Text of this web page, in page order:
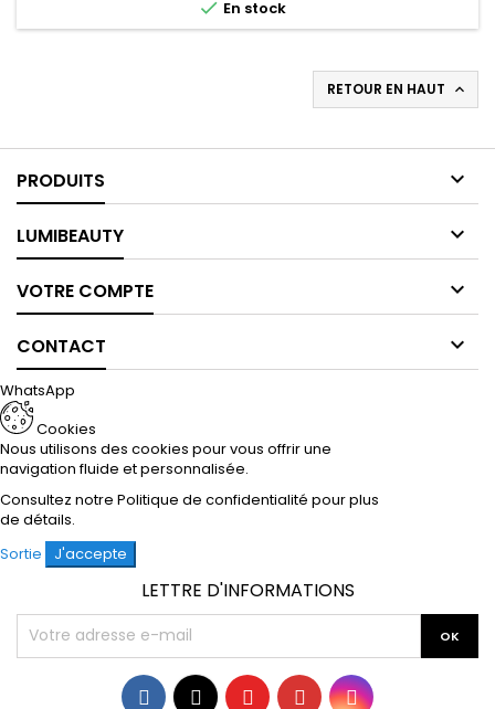
les cheveux...
 En stock
RETOUR EN HAUT 
PRODUITS 
LUMIBEAUTY 
VOTRE COMPTE 
CONTACT 
WhatsApp
Cookies
Nous utilisons des cookies pour vous offrir une
navigation fluide et personnalisée.
Consultez notre Politique de confidentialité pour plus
de détails.
Sortie
J'accepte
LETTRE D'INFORMATIONS
Facebook
TwitterYouTubePinterestInstagram